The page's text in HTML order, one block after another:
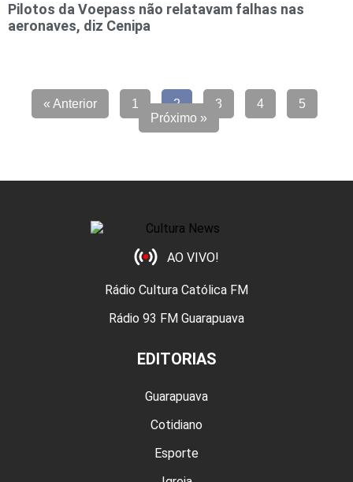
Pilotos da Voepass não relatavam falhas nas
aeronaves, diz Cenipa
« Anterior 1 2 3 4
5
Próximo »
AO VIVO!
Rádio Cultura Católica FM
Rádio 93 FM Guarapuava
EDITORIAS
Guarapuava
Cotidiano
Esporte